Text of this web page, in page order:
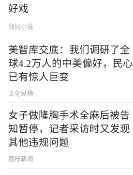
好戏
翻阅小说
美智库交底：我们调研了全
球4.2万人的中美偏好，民心
已有惊人巨变
文化纵横
女子做隆胸手术全麻后被告
知暂停，记者采访时又发现
其他违规问题
荔枝新闻